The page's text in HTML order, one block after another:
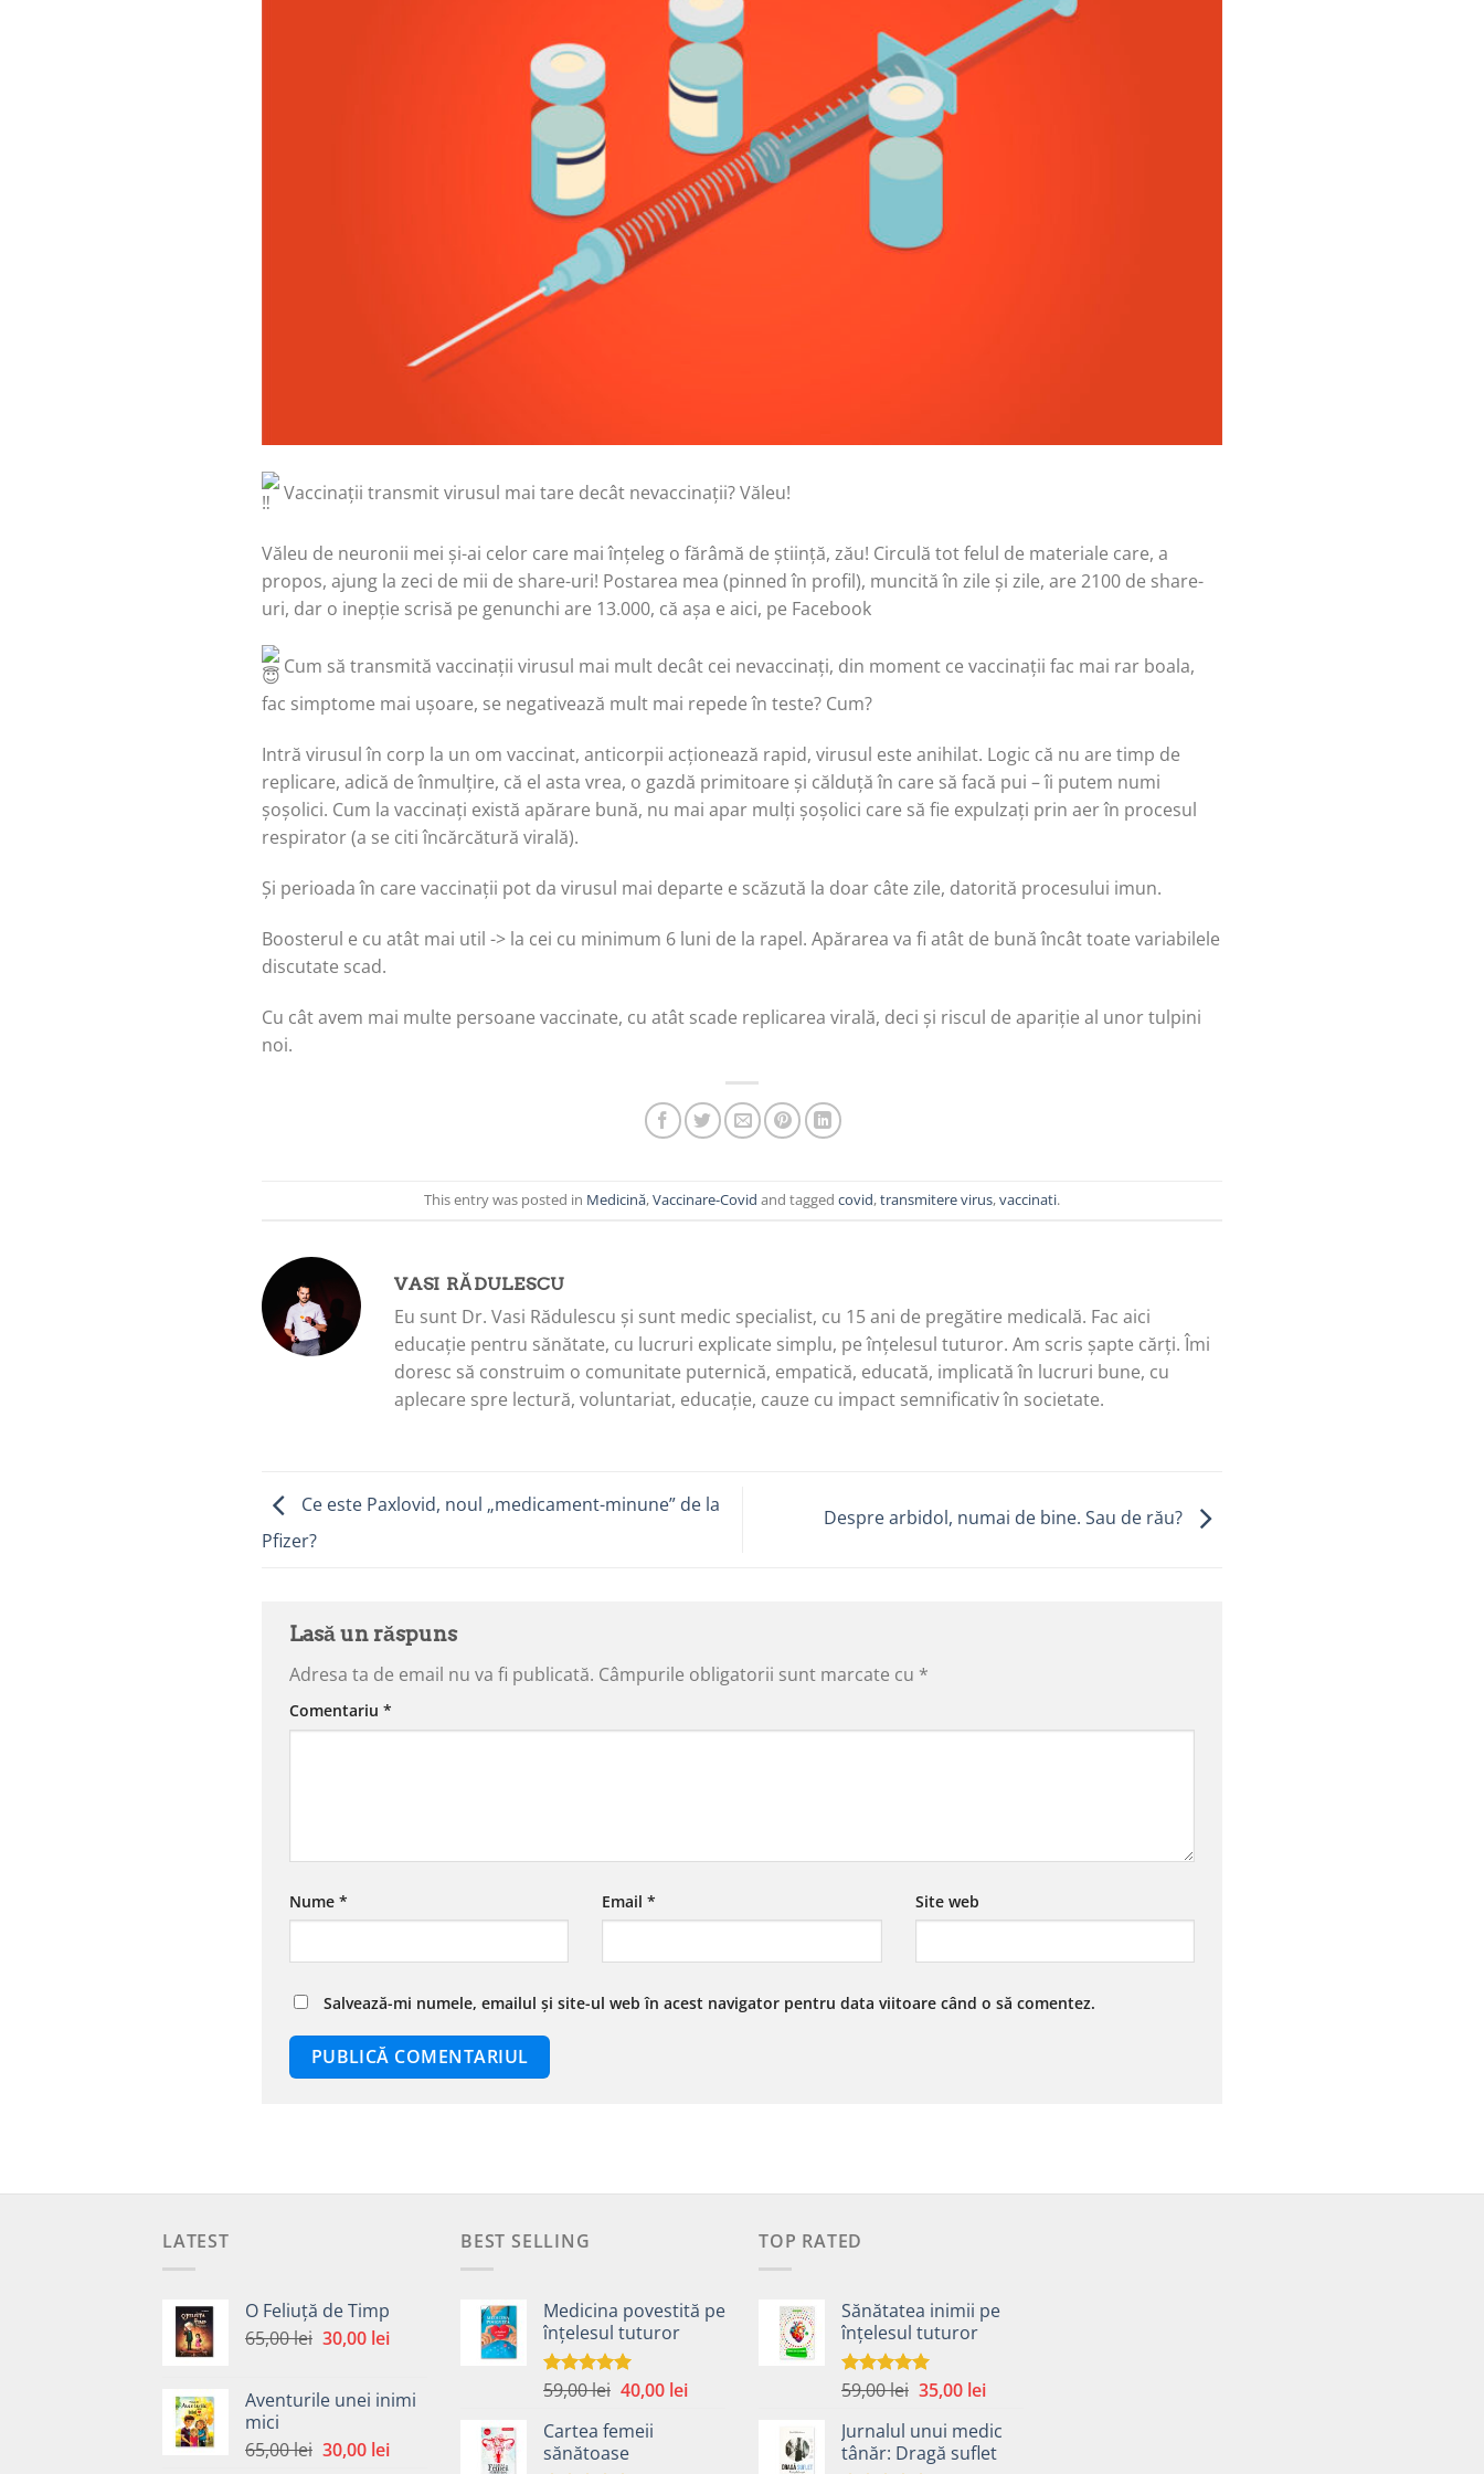
Vaccinații transmit virusul mai tare decât nevaccinații? Văleu!
Văleu de neuronii mei și-ai celor care mai înțeleg o fărâmă de știință, zău! Circulă tot felul de materiale care, a
propos, ajung la zeci de mii de share-uri! Postarea mea (pinned în profil), muncită în zile și zile, are 2100 de share-
uri, dar o inepție scrisă pe genunchi are 13.000, că așa e aici, pe Facebook
Cum să transmită vaccinații virusul mai mult decât cei nevaccinați, din moment ce vaccinații fac mai rar boala,
fac simptome mai ușoare, se negativează mult mai repede în teste? Cum?
Intră virusul în corp la un om vaccinat, anticorpii acționează rapid, virusul este anihilat. Logic că nu are timp de
replicare, adică de înmulțire, că el asta vrea, o gazdă primitoare și călduță în care să facă pui – îi putem numi
șoșolici. Cum la vaccinați există apărare bună, nu mai apar mulți șoșolici care să fie expulzați prin aer în procesul
respirator (a se citi încărcătură virală).
Și perioada în care vaccinații pot da virusul mai departe e scăzută la doar câte zile, datorită procesului imun.
Boosterul e cu atât mai util -> la cei cu minimum 6 luni de la rapel. Apărarea va fi atât de bună încât toate variabilele
discutate scad.
Cu cât avem mai multe persoane vaccinate, cu atât scade replicarea virală, deci și riscul de apariție al unor tulpini
noi.
This entry was posted in Medicină,Vaccinare-Covid and tagged covid,transmitere virus,vaccinati.
VASI RĂDULESCU
Eu sunt Dr. Vasi Rădulescu și sunt medic specialist, cu 15 ani de pregătire medicală. Fac aici
educație pentru sănătate, cu lucruri explicate simplu, pe înțelesul tuturor. Am scris șapte cărți. Îmi
doresc să construim o comunitate puternică, empatică, educată, implicată în lucruri bune, cu
aplecare spre lectură, voluntariat, educație, cauze cu impact semnificativ în societate.
Ce este Paxlovid, noul „medicament-minune” de la
Pfizer?
Despre arbidol, numai de bine. Sau de rău?
Lasă un răspuns
Adresa ta de email nu va fi publicată. Câmpurile obligatorii sunt marcate cu *
Comentariu *
Nume * Email* Site web
Salvează-mi numele, emailul și site-ul web în acest navigator pentru data viitoare când o să comentez.
LATEST
O Feliuță de Timp
65,00lei Prețul
fost:
30,00 leiPrețul
30,00 lei.
Aventurile unei inimi
mici
65,00lei Prețul
30,00 leiPrețul
BEST SELLING
Medicina povestită pe
înțelesul tuturor
Evaluat la
59,00lei Prețul
a
fost:
40,00 leiPrețul
Cartea femeii
sănătoase
TOP RATED
Sănătatea inimii pe
înțelesul tuturor
Evaluat la
59,00lei Prețul
a
fost:
35,00 leiPrețul
este:
35,00 lei.
Jurnalul unui medic
tânăr: Dragă suflet